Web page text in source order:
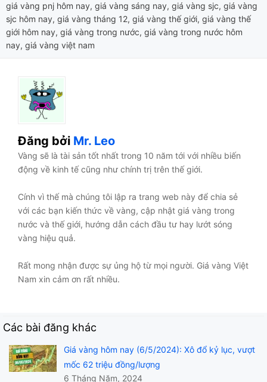
giá vàng pnj hôm nay, giá vàng sáng nay, giá vàng sjc, giá vàng
sjc hôm nay, giá vàng tháng 12, giá vàng thế giới, giá vàng thế
giới hôm nay, giá vàng trong nước, giá vàng trong nước hôm
nay, giá vàng việt nam
Đăng bởi Mr. Leo
Vàng sẽ là tài sản tốt nhất trong 10 năm tới với nhiều biến
động về kinh tế cũng như chính trị trên thế giới.
Cính vì thế mà chúng tôi lập ra trang web này để chia sẻ
với các bạn kiến thức về vàng, cập nhật giá vàng trong
nước và thế giới, hướng dẫn cách đầu tư hay lướt sóng
vàng hiệu quả.
Rất mong nhận được sự ủng hộ từ mọi người. Giá vàng Việt
Nam xin cảm ơn rất nhiều.
Các bài đăng khác
Giá vàng hôm nay (6/5/2024): Xô đổ kỷ lục, vượt
mốc 62 triệu đồng/lượng
6 Tháng Năm, 2024